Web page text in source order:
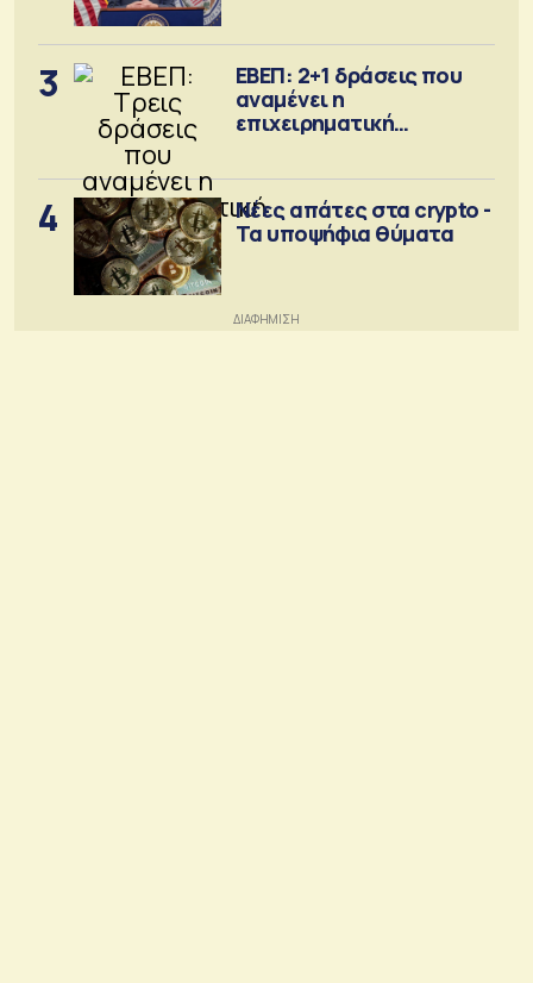
3
ΕΒΕΠ: 2+1 δράσεις που
αναμένει η
επιχειρηματική
4
Νέες απάτες στα crypto -
Τα υποψήφια θύματα